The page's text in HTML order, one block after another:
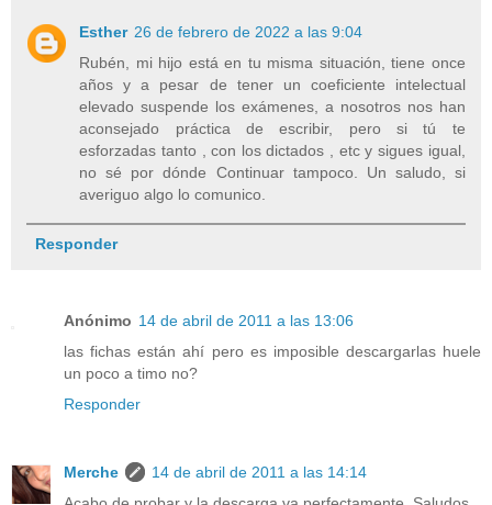
Esther 26 de febrero de 2022 a las 9:04
Rubén, mi hijo está en tu misma situación, tiene once
años y a pesar de tener un coeficiente intelectual
elevado suspende los exámenes, a nosotros nos han
aconsejado práctica de escribir, pero si tú te
esforzadas tanto , con los dictados , etc y sigues igual,
no sé por dónde Continuar tampoco. Un saludo, si
averiguo algo lo comunico.
Responder
Anónimo 14 de abril de 2011 a las 13:06
las fichas están ahí pero es imposible descargarlas huele
un poco a timo no?
Responder
Merche
14 de abril de 2011 a las 14:14